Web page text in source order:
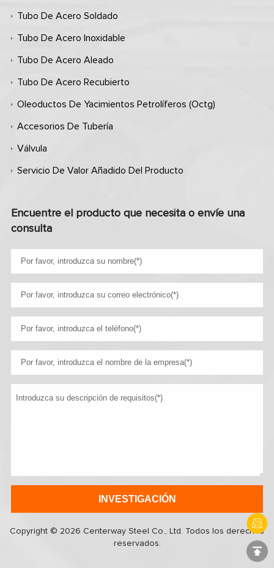
Tubo De Acero Soldado
Tubo De Acero Inoxidable
Tubo De Acero Aleado
Tubo De Acero Recubierto
Oleoductos De Yacimientos Petrolíferos (octg)
Accesorios De Tubería
Válvula
Servicio De Valor Añadido Del Producto
Encuentre el producto que necesita o envíe una
consulta
Copyright © 2026 Centerway Steel Co., Ltd. Todos los derechos
reservados.